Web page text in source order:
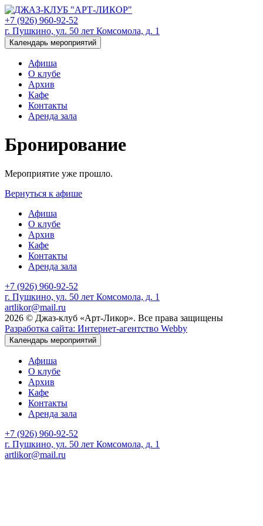
+7 (926) 960-92-52
г. Пушкино, ул. 50 лет Комсомола, д. 1
Календарь мероприятий
Афиша
О клубе
Архив
Кафе
Контакты
Аренда зала
Бронирование
Мероприятие уже прошло.
Вернуться к афише
Афиша
О клубе
Архив
Кафе
Контакты
Аренда зала
+7 (926) 960-92-52
г. Пушкино, ул. 50 лет Комсомола, д. 1
artlikor@mail.ru
2026 © Джаз-клуб «Арт-Ликор». Все права защищены
Разработка сайта: Интернет-агентство Webby
Календарь мероприятий
Афиша
О клубе
Архив
Кафе
Контакты
Аренда зала
+7 (926) 960-92-52
г. Пушкино, ул. 50 лет Комсомола, д. 1
artlikor@mail.ru